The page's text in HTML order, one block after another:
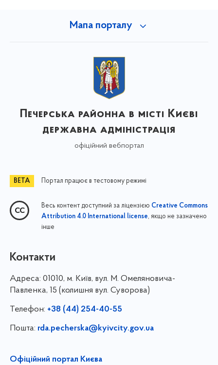
Мапа порталу
Печерська районна в місті Києві
державна адміністрація
офіційний вебпортал
Портал працює в тестовому режимі
Весь контент доступний за ліцензією Creative Commons
Attribution 4.0 International license, якщо не зазначено
інше
Контакти
Адреса: 01010, м. Київ, вул. М. Омеляновича-
Павленка, 15 (колишня вул. Суворова)
Телефон: +38 (44) 254-40-55
Пошта: rda.pecherska@kyivcity.gov.ua
Офіційний портал Києва